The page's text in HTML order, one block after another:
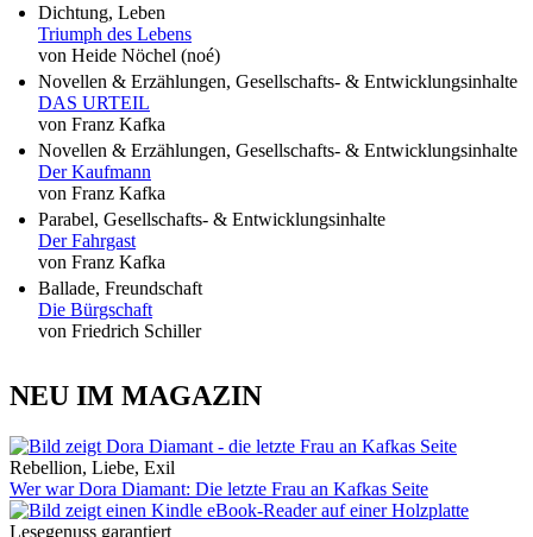
Dichtung, Leben
Triumph des Lebens
von Heide Nöchel (noé)
Novellen & Erzählungen, Gesellschafts- & Entwicklungsinhalte
DAS URTEIL
von Franz Kafka
Novellen & Erzählungen, Gesellschafts- & Entwicklungsinhalte
Der Kaufmann
von Franz Kafka
Parabel, Gesellschafts- & Entwicklungsinhalte
Der Fahrgast
von Franz Kafka
Ballade, Freundschaft
Die Bürgschaft
von Friedrich Schiller
NEU IM MAGAZIN
Rebellion, Liebe, Exil
Wer war Dora Diamant: Die letzte Frau an Kafkas Seite
Lesegenuss garantiert